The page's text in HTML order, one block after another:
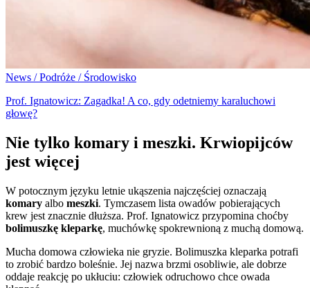
News / Podróże / Środowisko
Prof. Ignatowicz: Zagadka! A co, gdy odetniemy karaluchowi
głowę?
Nie tylko komary i meszki. Krwiopijców
jest więcej
W potocznym języku letnie ukąszenia najczęściej oznaczają
komary albo meszki. Tymczasem lista owadów pobierających
krew jest znacznie dłuższa. Prof. Ignatowicz przypomina choćby
bolimuszkę kleparkę, muchówkę spokrewnioną z muchą domową.
Mucha domowa człowieka nie gryzie. Bolimuszka kleparka potrafi
to zrobić bardzo boleśnie. Jej nazwa brzmi osobliwie, ale dobrze
oddaje reakcję po ukłuciu: człowiek odruchowo chce owada